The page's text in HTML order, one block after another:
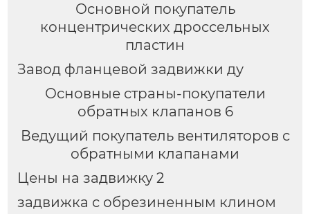
Основной покупатель
концентрических дроссельных
пластин
Завод фланцевой задвижки ду
Основные страны-покупатели
обратных клапанов 6
Ведущий покупатель вентиляторов с
обратными клапанами
Цены на задвижку 2
задвижка с обрезиненным клином